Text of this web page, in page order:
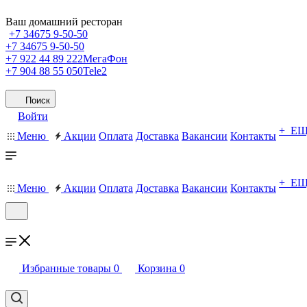
Ваш домашний ресторан
+7 34675 9-50-50
+7 34675 9-50-50
+7 922 44 89 222МегаФон
+7 904 88 55 050Tele2
Поиск
Войти
Меню
Акции Оплата Доставка Вакансии Контакты +
Меню Акции Оплата Доставка Вакансии Контакты +
Избранные товары 0 Корзина 0